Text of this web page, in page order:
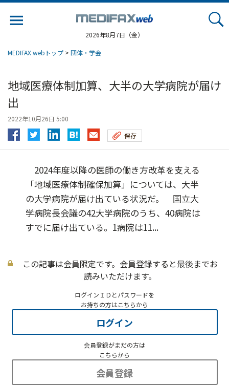
2026年8月7日（金）
MEDIFAX webトップ > 団体・学会
地域医療体制加算、大半の大学病院が届け
出
2022年10月26日 5:00
保存
2024年度以降の医師の働き方改革を支える
「地域医療体制確保加算」については、大半
の大学病院が届け出ている状況だ。 国立大
学病院長会議の42大学病院のうち、40病院は
すでに届け出ている。1病院は11...
この記事は会員限定です。会員登録すると最後までお
読みいただけます。
ログインＩＤとパスワードを
お持ちの方はこちらから
ログイン
会員登録がまだの方は
こちらから
会員登録